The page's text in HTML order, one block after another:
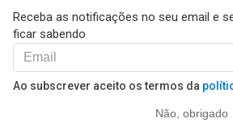
Receba as notificações no seu email e
ficar sabendo
Ao subscrever aceito os termos da
Não, obrigado
Filtrar e
Configurações de cookies
Ajuda
FAQ
Nossos Parceiros